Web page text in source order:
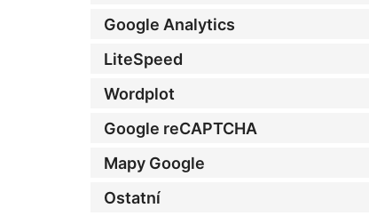
Google Analytics
LiteSpeed
Wordplot
Google reCAPTCHA
Mapy Google
Ostatní